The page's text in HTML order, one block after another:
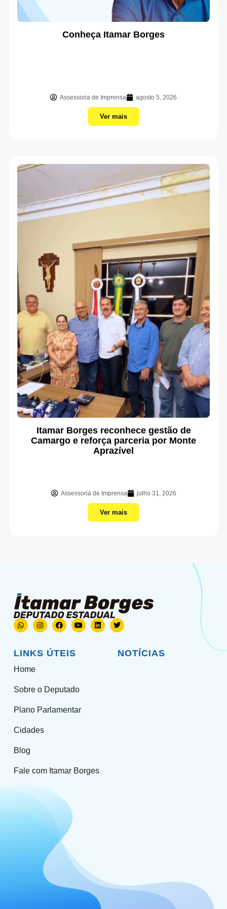
Conheça Itamar Borges
Assessoria de Imprensa agosto 5, 2026
Ver mais
Itamar Borges reconhece gestão de
Camargo e reforça parceria por Monte
Aprazível
Assessoria de Imprensa julho 31, 2026
Ver mais
LINKS ÚTEIS
Home
Sobre o Deputado
Plano Parlamentar
Cidades
Blog
Fale com Itamar Borges
NOTÍCIAS